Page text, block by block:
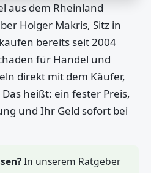
aus dem Rheinland
Holger Makris, Sitz in
bereits seit 2004
für Handel und
direkt mit dem Käufer,
heißt: ein fester Preis,
und Ihr Geld sofort bei
In unserem Ratgeber